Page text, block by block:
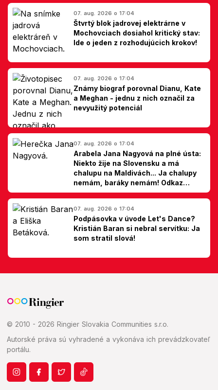
07. aug. 2026 o 17:04
Štvrtý blok jadrovej elektrárne v
Mochovciach dosiahol kritický stav:
Ide o jeden z rozhodujúcich krokov!
07. aug. 2026 o 17:04
Známy biograf porovnal Dianu, Kate
a Meghan - jednu z nich označil za
nevyužitý potenciál
07. aug. 2026 o 17:04
Arabela Jana Nagyová na plné ústa:
Niekto žije na Slovensku a má
chalupu na Maldivách... Ja chalupy
nemám, baráky nemám! Odkaz
Slovákom
07. aug. 2026 o 17:04
Podpásovka v úvode Let's Dance?
Kristián Baran si nebral servítku: Ja
som stratil slová!
© 2010 - 2026 Ringier Slovakia Communities s.r.o.
Autorské práva sú vyhradené a vykonáva ich prevádzkovateľ
portálu.